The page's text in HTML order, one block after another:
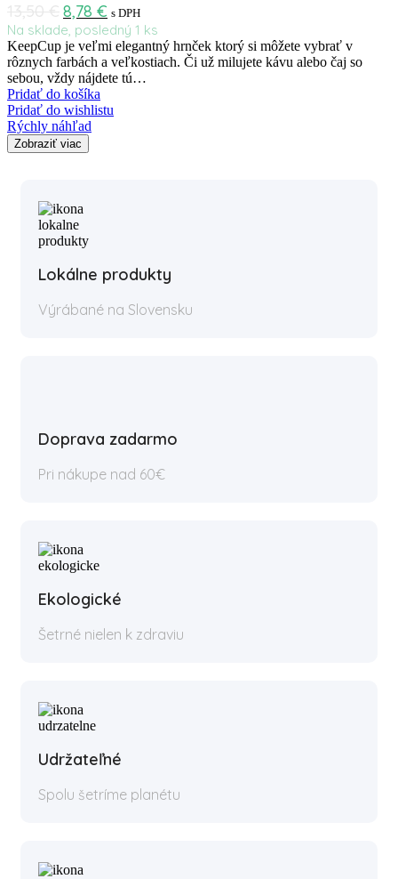
8,78 € s DPH
Na sklade, posledný 1 ks
KeepCup je veľmi elegantný hrnček ktorý si môžete vybrať v
rôznych farbách a veľkostiach. Či už milujete kávu alebo čaj so
sebou, vždy nájdete tú…
Pridať do košíka
Pridať do wishlistu
Rýchly náhľad
Zobraziť viac
Lokálne produkty
Výrábané na Slovensku
Doprava zadarmo
Pri nákupe nad 60€
Ekologické
Šetrné nielen k zdraviu
Udržateľné
Spolu šetríme planétu